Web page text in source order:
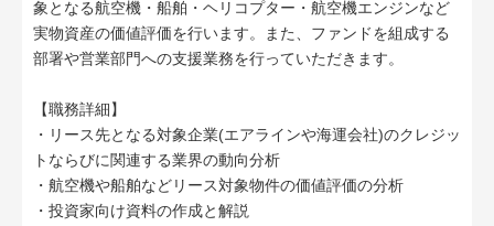
象となる航空機・船舶・ヘリコプター・航空機エンジンなど
実物資産の価値評価を行います。また、ファンドを組成する
部署や営業部門への支援業務を行っていただきます。
【職務詳細】
・リース先となる対象企業(エアラインや海運会社)のクレジッ
トならびに関連する業界の動向分析
・航空機や船舶などリース対象物件の価値評価の分析
・投資家向け資料の作成と解説